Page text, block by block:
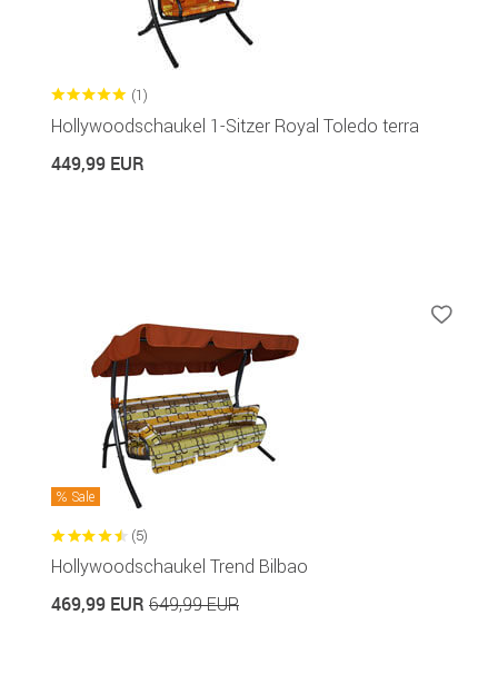
(1)
Hollywoodschaukel 1-Sitzer Royal Toledo terra
449,99 EUR
Sale
(5)
Hollywoodschaukel Trend Bilbao
469,99 EUR 649,99 EUR